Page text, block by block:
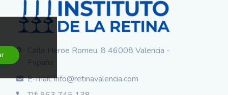
Calle Heroe Romeu, 8 46008 Valencia -
E-mail: info@retinavalencia.com